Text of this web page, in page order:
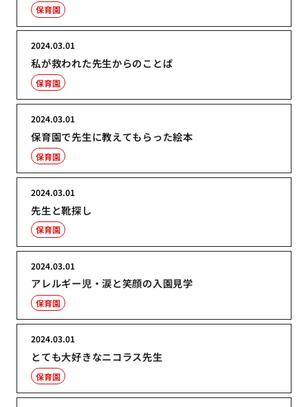
保育園
私が救われた先生からのことば
2024.03.01
保育園
保育園で先生に教えてもらった絵本
2024.03.01
保育園
先生と靴探し
2024.03.01
保育園
アレルギー児・涙と笑顔の入園見学
2024.03.01
保育園
とても大好きなニコラス先生
2024.03.01
保育園